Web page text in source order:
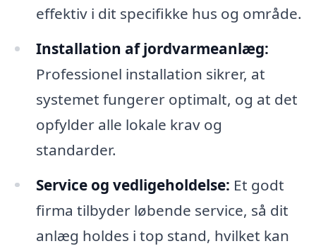
effektiv i dit specifikke hus og område.
Installation af jordvarmeanlæg:
Professionel installation sikrer, at
systemet fungerer optimalt, og at det
opfylder alle lokale krav og
standarder.
Service og vedligeholdelse: Et godt
firma tilbyder løbende service, så dit
anlæg holdes i top stand, hvilket kan